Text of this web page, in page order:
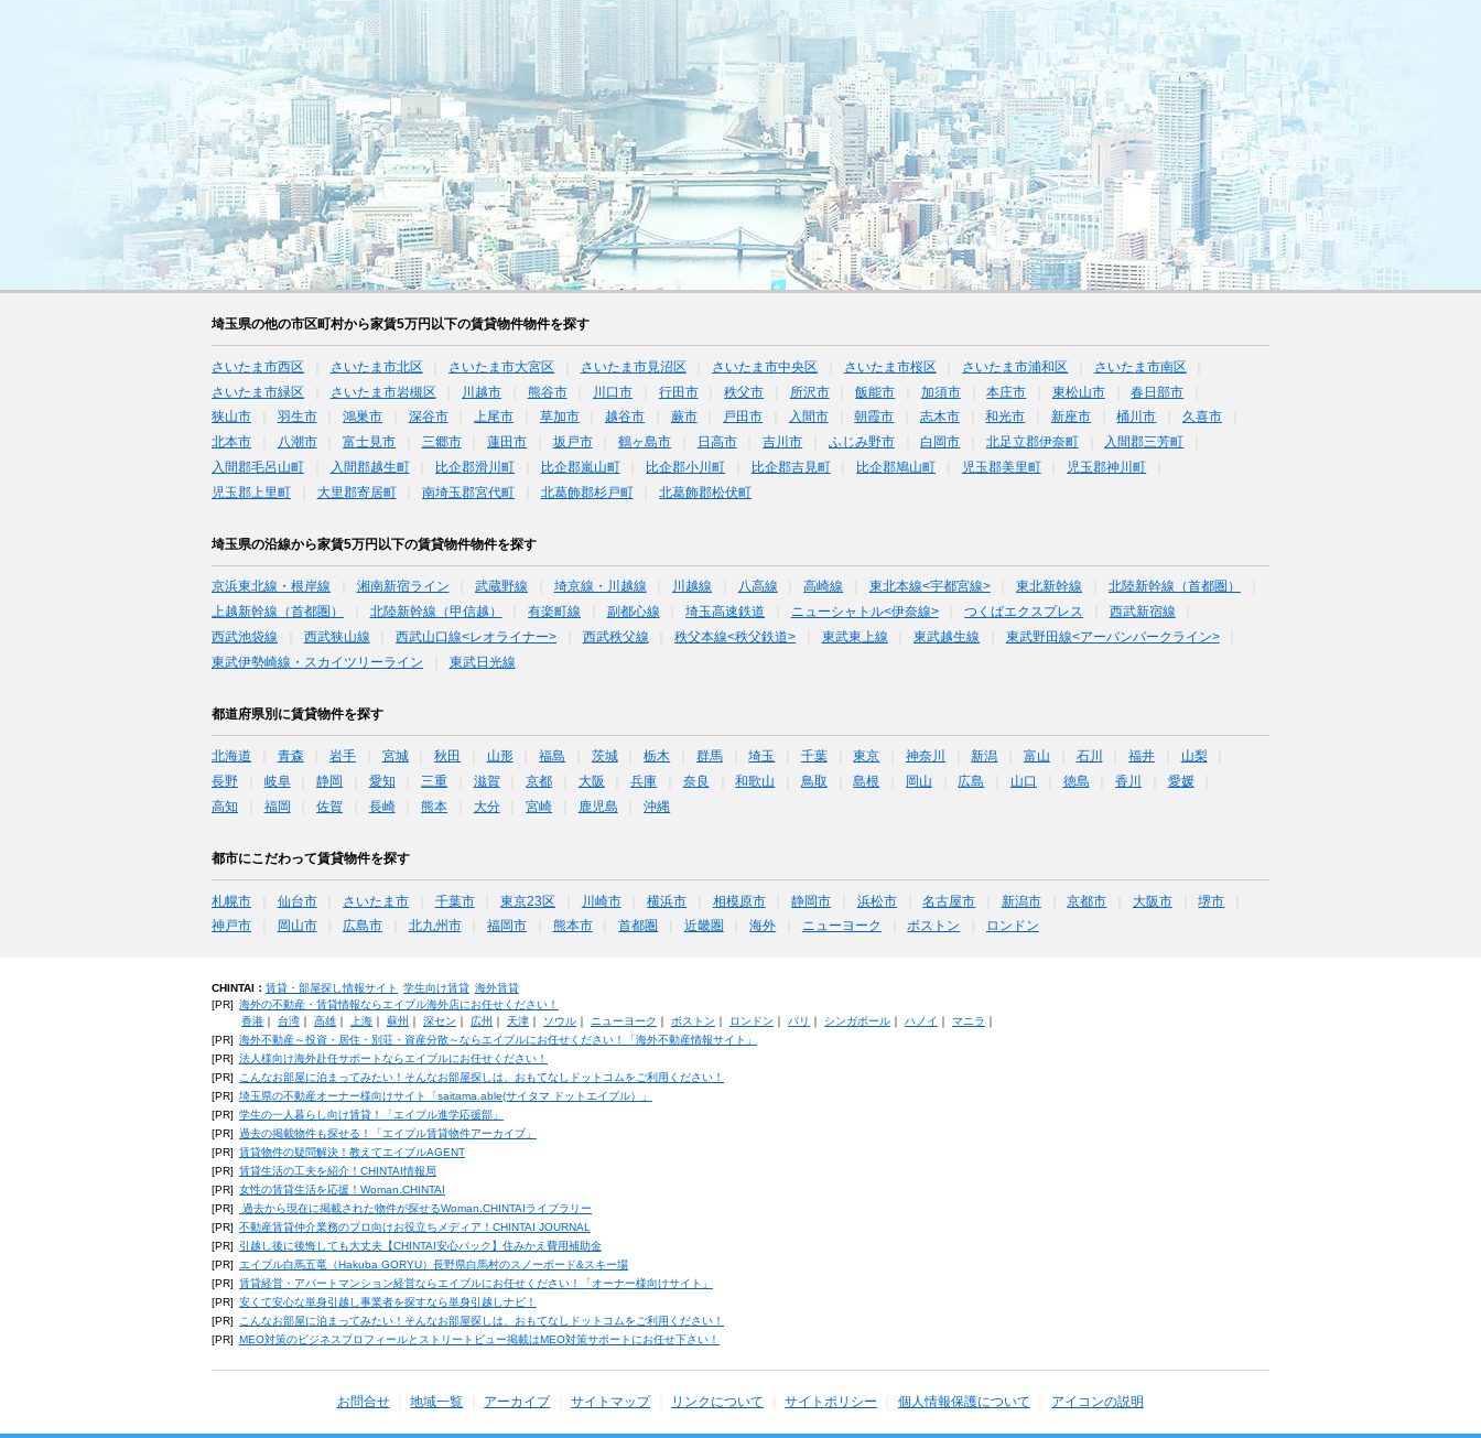
埼玉県の他の市区町村から家賃5万円以下の賃貸物件物件を探す
さいたま市西区 さいたま市北区 さいたま市大宮区 さいたま市見沼区 さいたま市中央区 さいたま市桜区 さいたま市浦和区
さいたま市南区
さいたま市緑区
さいたま市岩槻区 川越市 熊谷市 川口市 行田市 秩父市 所沢市 飯能市 加須市 本庄市 東松山市
春日部市
狭山市
羽生市 鴻巣市 深谷市 上尾市 草加市 越谷市 蕨市 戸田市 入間市 朝霞市 志木市 和光市 新座市 桶川市
久喜市
北本市
八潮市 富士見市 三郷市 蓮田市 坂戸市 鶴ヶ島市 日高市 吉川市 ふじみ野市 白岡市 北足立郡伊奈町
入間郡三芳町
入間郡毛呂山町
入間郡越生町 比企郡滑川町 比企郡嵐山町 比企郡小川町 比企郡吉見町 比企郡鳩山町 児玉郡美里町
児玉郡神川町
児玉郡上里町
大里郡寄居町 南埼玉郡宮代町 北葛飾郡杉戸町 北葛飾郡松伏町
埼玉県の沿線から家賃5万円以下の賃貸物件物件を探す
京浜東北線・根岸線 湘南新宿ライン 武蔵野線 埼京線・川越線 川越線 八高線 高崎線 東北本線<宇都宮線> 東北新幹線
北陸新幹線（首都圏）
上越新幹線（首都圏）
北陸新幹線（甲信越） 有楽町線 副都心線 埼玉高速鉄道 ニューシャトル<伊奈線> つくばエクスプレス
西武新宿線
西武池袋線
西武狭山線 西武山口線<レオライナー> 西武秩父線 秩父本線<秩父鉄道> 東武東上線 東武越生線
東武野田線<アーバンパークライン>
東武伊勢崎線・スカイツリーライン
東武日光線
都道府県別に賃貸物件を探す
北海道 青森 岩手 宮城 秋田 山形 福島 茨城 栃木 群馬 埼玉 千葉 東京 神奈川 新潟 富山 石川 福井
山梨
長野
岐阜 静岡 愛知 三重 滋賀 京都 大阪 兵庫 奈良 和歌山 鳥取 島根 岡山 広島 山口 徳島 香川
愛媛
高知
福岡 佐賀 長崎 熊本 大分 宮崎 鹿児島 沖縄
都市にこだわって賃貸物件を探す
札幌市 仙台市 さいたま市 千葉市 東京23区 川崎市 横浜市 相模原市 静岡市 浜松市 名古屋市 新潟市 京都市 大阪市
堺市
神戸市
岡山市 広島市 北九州市 福岡市 熊本市 首都圏 近畿圏 海外 ニューヨーク ボストン ロンドン
CHINTAI： 賃貸・部屋探し情報サイト 学生向け賃貸 海外賃貸
[PR] 海外の不動産・賃貸情報ならエイブル海外店にお任せください！
香港｜ 台湾｜ 高雄｜ 上海｜ 蘇州 深セン 広州 天津｜ ソウル｜ ニューヨーク ボストン ロンドン パリ シンガポール｜ ハノイ マニラ
[PR] 海外不動産～投資・居住・別荘・資産分散～ならエイブルにお任せください！「海外不動産情報サイト」
[PR] 法人様向け海外赴任サポートならエイブルにお任せください！
[PR]
こんなお部屋に泊まってみたい！そんなお部屋探しは、おもてなしドットコムをご利用ください！
[PR] 埼玉県の不動産オーナー様向けサイト「saitama.able(サイタマ ドットエイブル）」
[PR] 学生の一人暮らし向け賃貸！「エイブル進学応援部」
[PR] 過去の掲載物件も探せる！「エイブル賃貸物件アーカイブ」
[PR] 賃貸物件の疑問解決！教えてエイブルAGENT
[PR] 賃貸生活の工夫を紹介！CHINTAI情報局
[PR] 女性の賃貸生活を応援！Woman.CHINTAI
[PR]
過去から現在に掲載された物件が探せるWoman.CHINTAIライブラリー
[PR] 不動産賃貸仲介業務のプロ向けお役立ちメディア！CHINTAI JOURNAL
[PR]
引越し後に後悔しても大丈夫【CHINTAI安心パック】住みかえ費用補助金
[PR] エイブル白馬五竜（Hakuba GORYU）長野県白馬村のスノーボード&スキー場
[PR] 賃貸経営・アパートマンション経営ならエイブルにお任せください！「オーナー様向けサイト」
[PR] 安くて安心な単身引越し事業者を探すなら単身引越しナビ！
[PR]
こんなお部屋に泊まってみたい！そんなお部屋探しは、おもてなしドットコムをご利用ください！
[PR] MEO対策のビジネスプロフィールとストリートビュー掲載はMEO対策サポートにお任せ下さい！
お問合せ 地域一覧 アーカイブ サイトマップ リンクについて サイトポリシー 個人情報保護について アイコンの説明